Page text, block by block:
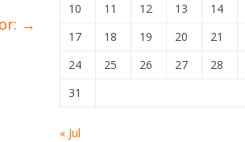
→
10
11 12 13 14
17
18 19 20 21
24
25 26 27 28
31
« Jul